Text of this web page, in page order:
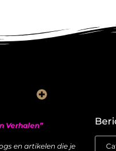
Verhalen”
en artikelen die je